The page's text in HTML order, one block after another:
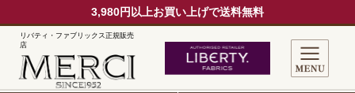
3,980円以上お買い上げで送料無料
リバティ・ファブリックス正規販売
店